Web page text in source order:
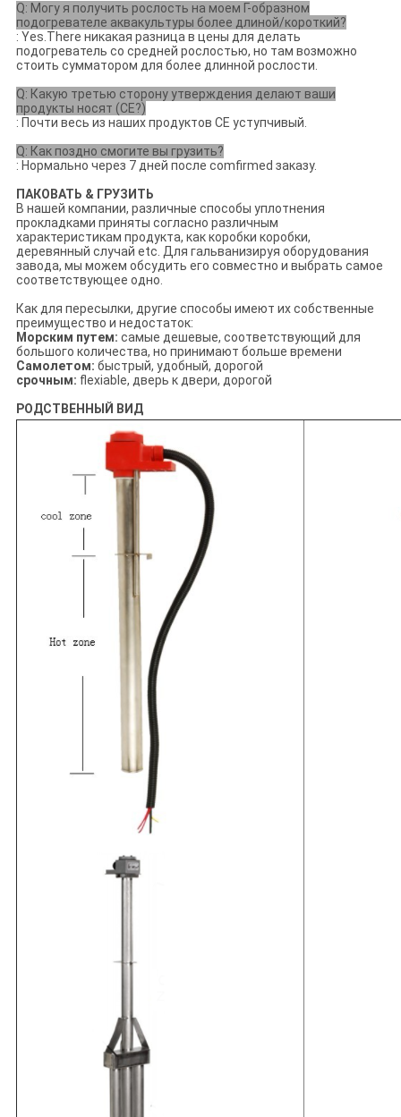
Q: Могу я получить рослость на моем Г-образном
подогревателе аквакультуры более длиной/короткий?
: Yes.There никакая разница в цены для делать
подогреватель со средней рослостью, но там возможно
стоить сумматором для более длинной рослости.
Q: Какую третью сторону утверждения делают ваши
продукты носят (CE?)
: Почти весь из наших продуктов CE уступчивый.
Q: Как поздно смогите вы грузить?
: Нормально через 7 дней после comfirmed заказу.
ПАКОВАТЬ & ГРУЗИТЬ
В нашей компании, различные способы уплотнения
прокладками приняты согласно различным
характеристикам продукта, как коробки коробки,
деревянный случай etc. Для гальванизируя оборудования
завода, мы можем обсудить его совместно и выбрать самое
соответствующее одно.
Как для пересылки, другие способы имеют их собственные
преимущество и недостаток:
Морским путем: самые дешевые, соответствующий для
большого количества, но принимают больше времени
Самолетом: быстрый, удобный, дорогой
срочным: flexiable, дверь к двери, дорогой
РОДСТВЕННЫЙ ВИД